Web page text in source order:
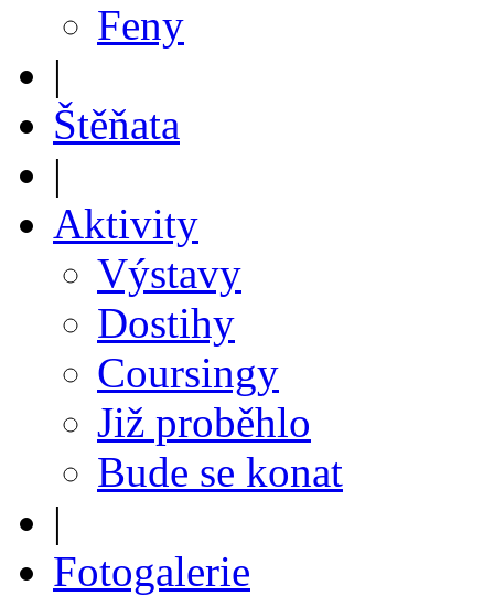
Feny
|
Štěňata
|
Aktivity
Výstavy
Dostihy
Coursingy
Již proběhlo
Bude se konat
|
Fotogalerie